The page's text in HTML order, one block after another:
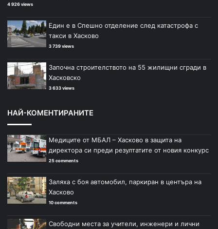
4 926 views
Един е в Спешно отделение след катастрофа с
такси в Хасково
3 739 views
Започна строителството на 55 жилищни сгради в
Хасковско
3 633 views
НАЙ-КОМЕНТИРАНИТЕ
Медиците от МБАЛ – Хасково в защита на
директора си преди резултатите от новия конкурс
25 comments
Заляха с боя автомобил, паркиран в центъра на
Хасково
10 comments
Свободни места за учители, инженери и лични